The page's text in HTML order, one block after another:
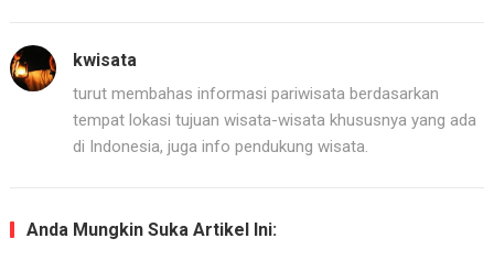
kwisata
turut membahas informasi pariwisata berdasarkan
tempat lokasi tujuan wisata-wisata khususnya yang ada
di Indonesia, juga info pendukung wisata.
Anda Mungkin Suka Artikel Ini: